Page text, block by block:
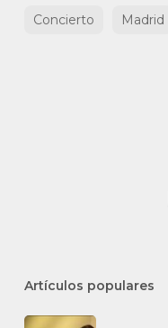
Concierto Madrid
Artículos populares